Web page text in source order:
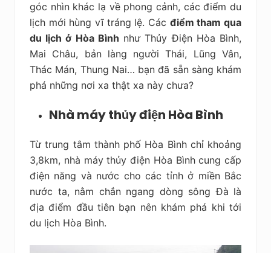
góc nhìn khác lạ về phong cảnh, các điểm du
lịch mới hùng vĩ tráng lệ. Các điểm tham qua
du lịch ở Hòa Bình như Thủy Điện Hòa Bình,
Mai Châu, bản làng người Thái, Lũng Vân,
Thác Mán, Thung Nai… bạn đã sẵn sàng khám
phá những nơi xa thật xa này chưa?
Nhà máy thủy điện Hòa Bình
Từ trung tâm thành phố Hòa Bình chỉ khoảng
3,8km, nhà máy thủy điện Hòa Bình cung cấp
điện năng và nước cho các tỉnh ở miền Bắc
nước ta, nằm chắn ngang dòng sông Đà là
địa điểm đầu tiên bạn nên khám phá khi tới
du lịch Hòa Bình.